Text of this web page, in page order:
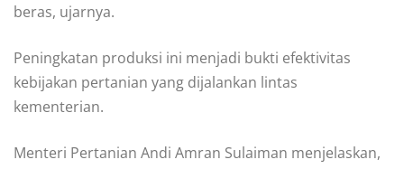
beras, ujarnya.
Peningkatan produksi ini menjadi bukti efektivitas
kebijakan pertanian yang dijalankan lintas
kementerian.
Menteri Pertanian Andi Amran Sulaiman menjelaskan,